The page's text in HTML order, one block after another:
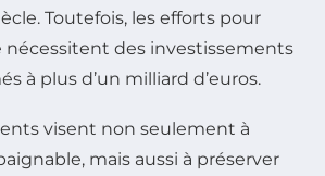
Toutefois, les efforts pour
nécessitent des investissements
à plus d’un milliard d’euros.
visent non seulement à
mais aussi à préserver